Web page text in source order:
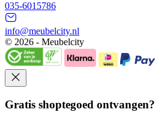
035-6015786
info@meubelcity.nl
© 2026 - Meubelcity
Gratis shoptegoed ontvangen?